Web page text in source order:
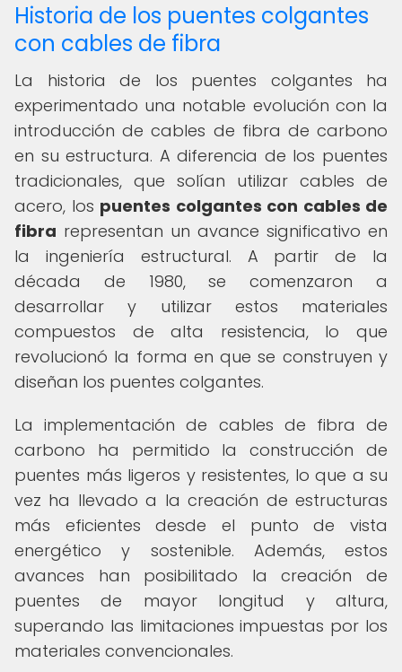
Historia de los puentes colgantes
con cables de fibra
La historia de los puentes colgantes ha
experimentado una notable evolución con la
introducción de cables de fibra de carbono
en su estructura. A diferencia de los puentes
tradicionales, que solían utilizar cables de
acero, los puentes colgantes con cables de
fibra representan un avance significativo en
la ingeniería estructural. A partir de la
década de 1980, se comenzaron a
desarrollar y utilizar estos materiales
compuestos de alta resistencia, lo que
revolucionó la forma en que se construyen y
diseñan los puentes colgantes.
La implementación de cables de fibra de
carbono ha permitido la construcción de
puentes más ligeros y resistentes, lo que a su
vez ha llevado a la creación de estructuras
más eficientes desde el punto de vista
energético y sostenible. Además, estos
avances han posibilitado la creación de
puentes de mayor longitud y altura,
superando las limitaciones impuestas por los
materiales convencionales.